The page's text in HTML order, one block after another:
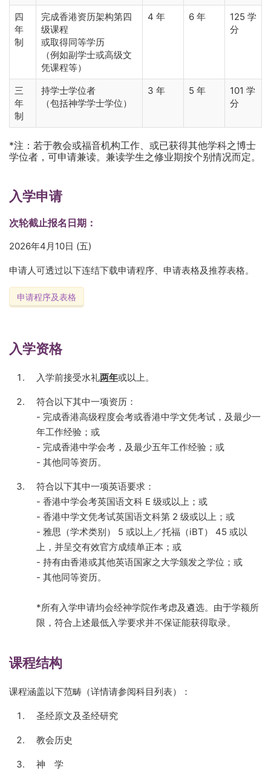
四
年
制
完成香港资历架构第四
级课程
或取得同等学历
（例如副学士或高级文
凭课程等）
4 年 6 年
125 学
分
三
年
制
持学士学位者
（包括神学学士学位）
3 年 5 年
101 学
分
*注：若于教会或福音机构工作、或已获得其他学科之博士
学位者，可申请兼读。兼读学生之修业期按个别情况而定。
入学申请
次轮截止报名日期：
2026年4月10日 (五)
申请人可透过以下连结下载申请程序、申请表格及推荐表格。
申请程序及表格
入学资格
入学前接受水礼两年或以上。
符合以下其中一项资历：
- 完成香港高级程度会考或香港中学文凭考试，及最少一
年工作经验；或
- 完成香港中学会考，及最少五年工作经验；或
- 其他同等资历。
符合以下其中一项英语要求：
- 香港中学会考英国语文科 E 级或以上；或
- 香港中学文凭考试英国语文科第 2 级或以上；或
- 雅思（学术类别） 5 或以上／托福（iBT） 45 或以
上，并呈交有效官方成绩单正本；或
- 持有由香港或其他英语国家之大学颁发之学位；或
- 其他同等资历。
*所有入学申请均会经神学院作考虑及遴选。由于学额所
限，符合上述最低入学要求并不保证能获得取录。
课程结构
课程涵盖以下范畴（详情请参阅科目列表）：
圣经原文及圣经研究
教会历史
神 学